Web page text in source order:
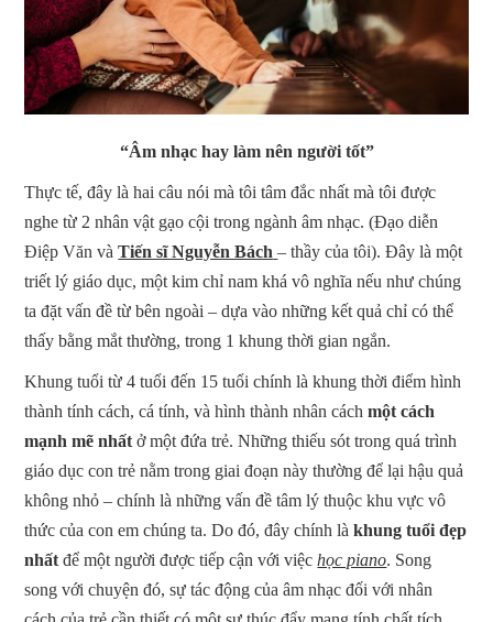
“Âm nhạc hay làm nên người tốt”
Thực tế, đây là hai câu nói mà tôi tâm đắc nhất mà tôi được
nghe từ 2 nhân vật gạo cội trong ngành âm nhạc. (Đạo diễn
Điệp Văn vàTiến sĩ Nguyễn Bách – thầy của tôi). Đây là một
triết lý giáo dục, một kim chỉ nam khá vô nghĩa nếu như chúng
ta đặt vấn đề từ bên ngoài – dựa vào những kết quả chỉ có thể
thấy bằng mắt thường, trong 1 khung thời gian ngắn.
Khung tuổi từ 4 tuổi đến 15 tuổi chính là khung thời điểm hình
thành tính cách, cá tính, và hình thành nhân cáchmột cách
mạnh mẽ nhất ở một đứa trẻ. Những thiếu sót trong quá trình
giáo dục con trẻ nằm trong giai đoạn này thường để lại hậu quả
không nhỏ – chính là những vấn đề tâm lý thuộc khu vực vô
thức của con em chúng ta. Do đó, đây chính làkhung tuổi đẹp
nhất để một người được tiếp cận với việchọc piano. Song
song với chuyện đó, sự tác động của âm nhạc đối với nhân